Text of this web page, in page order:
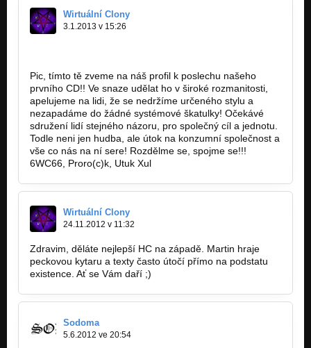
Wirtuální Clony
3.1.2013 v 15:26
Pic, tímto tě zveme na náš profil k poslechu našeho
prvního CD!! Ve snaze udělat ho v široké rozmanitosti,
apelujeme na lidi, že se nedržíme určeného stylu a
nezapadáme do žádné systémové škatulky! Očekávé
sdružení lidí stejného názoru, pro společný cíl a jednotu.
Todle neni jen hudba, ale útok na konzumní společnost a
vše co nás na ní sere! Rozdělme se, spojme se!!!
6WC66, Proro(c)k, Utuk Xul
Wirtuální Clony
24.11.2012 v 11:32
Zdravim, děláte nejlepší HC na západě. Martin hraje
peckovou kytaru a texty často útočí přímo na podstatu
existence. Ať se Vám daří ;)
Sodoma
5.6.2012 ve 20:54